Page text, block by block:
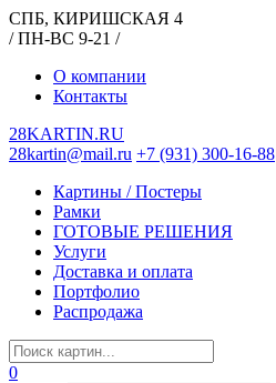
СПБ, КИРИШСКАЯ 4
/ ПН-ВС 9-21 /
О компании
Контакты
28KARTIN.RU
28kartin@mail.ru +7 (931) 300-16-88
Картины / Постеры
Рамки
ГОТОВЫЕ РЕШЕНИЯ
Услуги
Доставка и оплата
Портфолио
Распродажа
0